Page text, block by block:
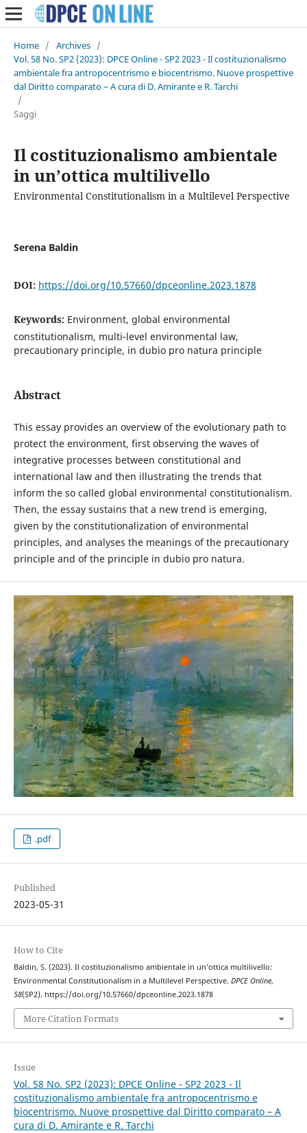
Home / Archives /
Vol. 58 No. SP2 (2023): DPCE Online - SP2 2023 - Il costituzionalismo
ambientale fra antropocentrismo e biocentrismo. Nuove prospettive
dal Diritto comparato – A cura di D. Amirante e R. Tarchi
/
Saggi
Il costituzionalismo ambientale
in un’ottica multilivello
Environmental Constitutionalism in a Multilevel Perspective
Serena Baldin
DOI: https://doi.org/10.57660/dpceonline.2023.1878
Keywords: Environment, global environmental
constitutionalism, multi-level environmental law,
precautionary principle, in dubio pro natura principle
Abstract
This essay provides an overview of the evolutionary path to
protect the environment, first observing the waves of
integrative processes between constitutional and
international law and then illustrating the trends that
inform the so called global environmental constitutionalism.
Then, the essay sustains that a new trend is emerging,
given by the constitutionalization of environmental
principles, and analyses the meanings of the precautionary
principle and of the principle in dubio pro natura.
.pdf
Published
2023-05-31
How to Cite
Baldin, S. (2023). Il costituzionalismo ambientale in un’ottica multilivello:
Environmental Constitutionalism in a Multilevel Perspective. DPCE Online,
58(SP2). https://doi.org/10.57660/dpceonline.2023.1878
More Citation Formats
Issue
Vol. 58 No. SP2 (2023): DPCE Online - SP2 2023 - Il
costituzionalismo ambientale fra antropocentrismo e
biocentrismo. Nuove prospettive dal Diritto comparato – A
cura di D. Amirante e R. Tarchi